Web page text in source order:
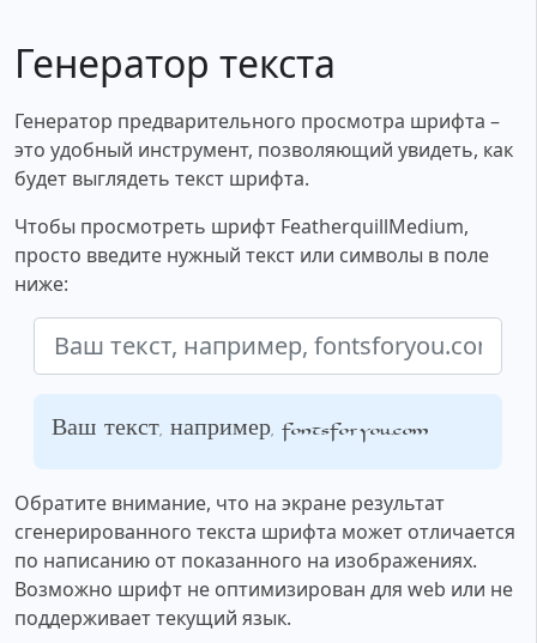
Генератор текста
Генератор предварительного просмотра шрифта –
это удобный инструмент, позволяющий увидеть, как
будет выглядеть текст шрифта.
Чтобы просмотреть шрифт FeatherquillMedium,
просто введите нужный текст или символы в поле
ниже:
Ваш текст, например, fontsforyou.com
Обратите внимание, что на экране результат
сгенерированного текста шрифта может отличается
по написанию от показанного на изображениях.
Возможно шрифт не оптимизирован для web или не
поддерживает текущий язык.